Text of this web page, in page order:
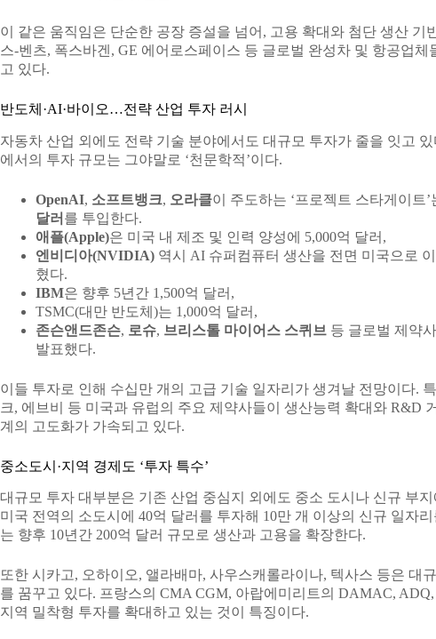
이 같은 움직임은 단순한 공장 증설을 넘어, 고용 확대와 첨단 생산 기
스-벤츠, 폭스바겐, GE 에어로스페이스 등 글로벌 완성차 및 항공업
고 있다.
반도체·AI·바이오…전략 산업 투자 러시
자동차 산업 외에도 전략 기술 분야에서도 대규모 투자가 줄을 잇고
에서의 투자 규모는 그야말로 ‘천문학적’이다.
OpenAI, 소프트뱅크, 오라클이 주도하는 ‘프로젝트 스타게이트
달러 를 투입한다.
애플(Apple)은 미국 내 제조 및 인력 양성에 5,000억 달러,
엔비디아(NVIDIA) 역시 AI 슈퍼컴퓨터 생산을 전면 미국으로
혔다.
IBM은 향후 5년간 1,500억 달러,
TSMC(대만 반도체)는 1,000억 달러,
존슨앤드존슨, 로슈, 브리스톨 마이어스 스퀴브 등 글로벌 제약
발표했다.
이들 투자로 인해 수십만 개의 고급 기술 일자리가 생겨날 전망이다.
크, 에브비 등 미국과 유럽의 주요 제약사들이 생산능력 확대와 R&D
계의 고도화가 가속되고 있다.
중소도시·지역 경제도 ‘투자 특수’
대규모 투자 대부분은 기존 산업 중심지 외에도 중소 도시나 신규 부
미국 전역의 소도시에 40억 달러를 투자해 10만 개 이상의 신규 일자
는 향후 10년간 200억 달러 규모로 생산과 고용을 확장한다.
또한 시카고, 오하이오, 앨라배마, 사우스캐롤라이나, 텍사스 등은 대
를 꿈꾸고 있다. 프랑스의 CMA CGM, 아랍에미리트의 DAMAC,
지역 밀착형 투자를 확대하고 있는 것이 특징이다.